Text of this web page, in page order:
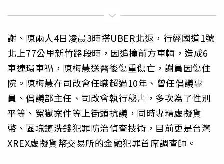
謝、陳兩人4日凌晨3時搭UBER北返，行經國道1號
北上77公里新竹路段時，因追撞前方車輛，造成6
車連環車禍，陳梅慧送醫後傷重傷亡，謝員因傷住
院。陳梅慧在司改會任職超過10年、曾任倡議專
員、倡議部主任、司改會執行秘書，多次為了性別
平等、冤獄案件等上街頭抗議，同時專精虛擬貨
幣、區塊鏈洗錢犯罪防治偵查技術，目前更是台灣
XREX虛擬貨幣交易所的金融犯罪首席調查師。